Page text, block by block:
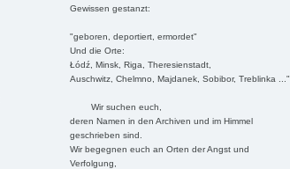
Gewissen gestanzt:
"geboren, deportiert, ermordet"
Und die Orte:
Łódź, Minsk, Riga, Theresienstadt,
Auschwitz, Chelmno, Majdanek, Sobibor, Treblinka ..."
Wir suchen euch,
deren Namen in den Archiven und im Himmel
geschrieben sind.
Wir begegnen euch an Orten der Angst und
Verfolgung,